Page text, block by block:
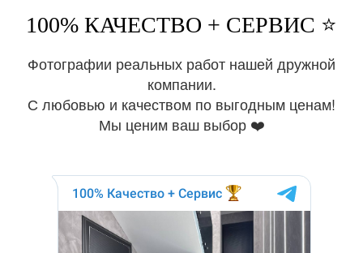
100% КАЧЕСТВО + СЕРВИС ⭐️
Фотографии реальных работ нашей дружной
компании.
С любовью и качеством по выгодным ценам!
Мы ценим ваш выбор ❤️